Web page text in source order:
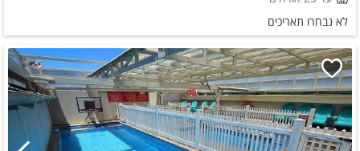
לא נבחרו תאריכים